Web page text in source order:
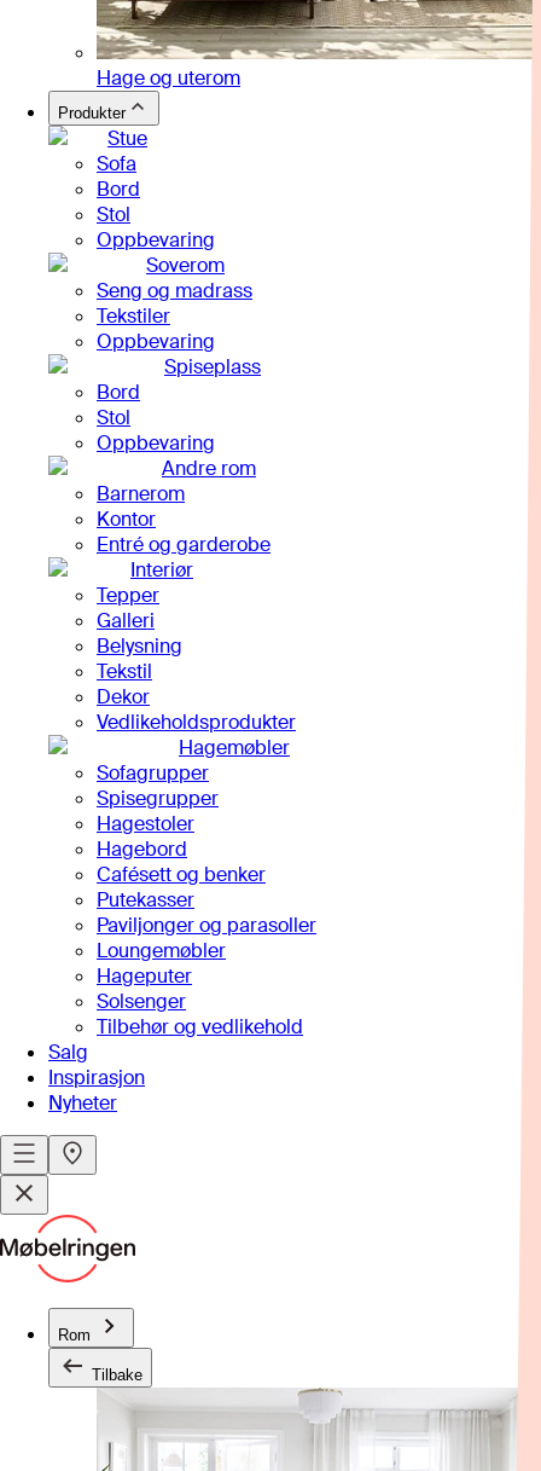
Hage og uterom
Produkter
Stue
Sofa
Bord
Stol
Oppbevaring
Soverom
Seng og madrass
Tekstiler
Oppbevaring
Spiseplass
Bord
Stol
Oppbevaring
Andre rom
Barnerom
Kontor
Entré og garderobe
Interiør
Tepper
Galleri
Belysning
Tekstil
Dekor
Vedlikeholdsprodukter
Hagemøbler
Sofagrupper
Spisegrupper
Hagestoler
Hagebord
Cafésett og benker
Putekasser
Paviljonger og parasoller
Loungemøbler
Hageputer
Solsenger
Tilbehør og vedlikehold
Salg
Inspirasjon
Nyheter
Rom
Tilbake